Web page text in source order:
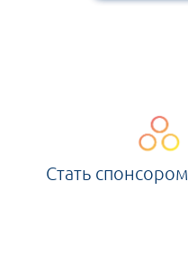
Стать спонсором